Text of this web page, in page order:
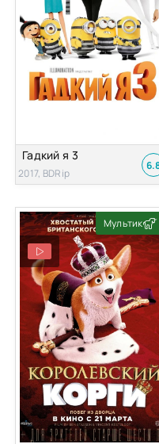
Гадкий я 3
2017, BDRip
Мультик